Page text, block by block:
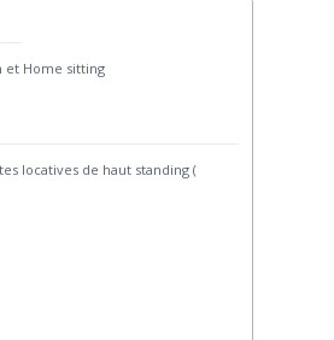
et Home sitting
locatives de haut standing (